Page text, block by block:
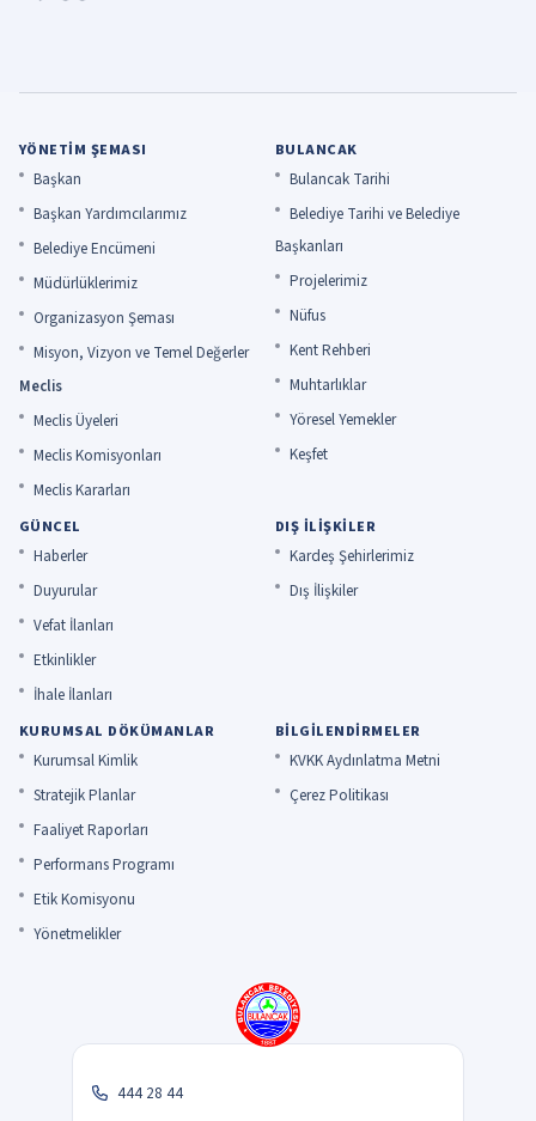
YÖNETIM ŞEMASI
Başkan
Başkan Yardımcılarımız
Belediye Encümeni
Müdürlüklerimiz
Organizasyon Şeması
Misyon, Vizyon ve Temel Değerler
Meclis
Meclis Üyeleri
Meclis Komisyonları
Meclis Kararları
BULANCAK
Bulancak Tarihi
Belediye Tarihi ve Belediye
Başkanları
Projelerimiz
Nüfus
Kent Rehberi
Muhtarlıklar
Yöresel Yemekler
Keşfet
GÜNCEL
Haberler
Duyurular
Vefat İlanları
Etkinlikler
İhale İlanları
DIŞ İLIŞKILER
Kardeş Şehirlerimiz
Dış İlişkiler
KURUMSAL DÖKÜMANLAR
Kurumsal Kimlik
Stratejik Planlar
Faaliyet Raporları
Performans Programı
Etik Komisyonu
Yönetmelikler
BILGILENDIRMELER
KVKK Aydınlatma Metni
Çerez Politikası
444 28 44